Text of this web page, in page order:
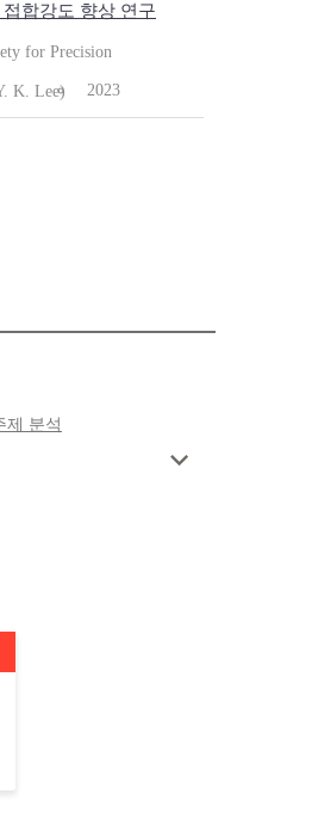
합강도 향상 연구
for Precision
K. Lee)
2023
제 분석